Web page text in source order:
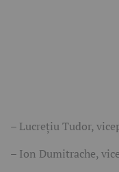
– Lucrețiu Tudor,
– Ion Dumitrache,